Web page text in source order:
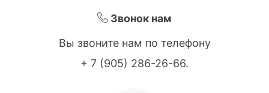
Звонок нам
Вы звоните нам по телефону
+ 7 (905) 286-26-66.